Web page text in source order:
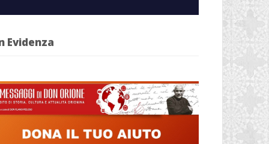
Evidenza